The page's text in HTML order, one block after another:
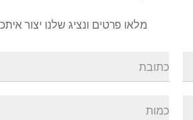
מלאו פרטים ונציג שלנו יצור